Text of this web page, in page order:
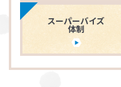
スーパーバイズ
体制